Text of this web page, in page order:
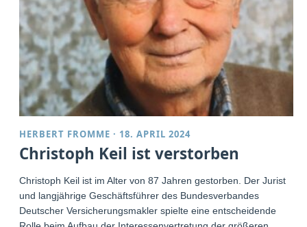
HERBERT FROMME · 18. APRIL 2024
Christoph Keil ist verstorben
Christoph Keil ist im Alter von 87 Jahren gestorben. Der Jurist
und langjährige Geschäftsführer des Bundesverbandes
Deutscher Versicherungsmakler spielte eine entscheidende